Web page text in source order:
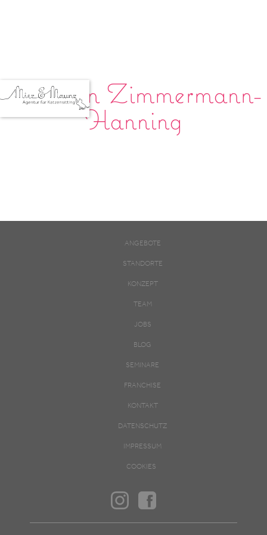
Thorsten Zimmermann-
Hanning
ANGEBOTE
STANDORTE
KONZEPT
TEAM
JOBS
BLOG
SEMINARE
FRANCHISE
KONTAKT
DATENSCHUTZ
IMPRESSUM
COOKIES